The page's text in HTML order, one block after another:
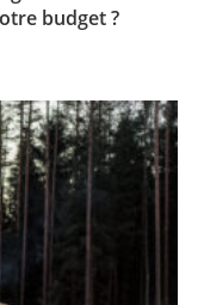
budget ?